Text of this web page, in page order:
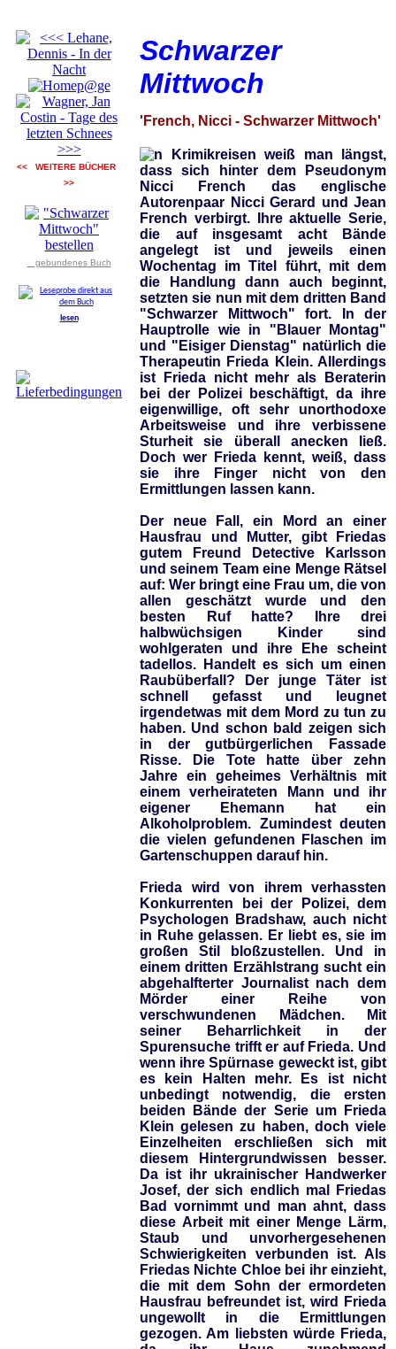
<< WEITERE BÜCHER
>>
gebundenes Buch
lesen
Schwarzer
Mittwoch
'French, Nicci - Schwarzer Mittwoch'
n Krimikreisen weiß man längst,
dass sich hinter dem Pseudonym
Nicci French das englische
Autorenpaar Nicci Gerard und Jean
French verbirgt. Ihre aktuelle Serie,
die auf insgesamt acht Bände
angelegt ist und jeweils einen
Wochentag im Titel führt, mit dem
die Handlung dann auch beginnt,
setzten sie nun mit dem dritten Band
"Schwarzer Mittwoch" fort. In der
Hauptrolle wie in "Blauer Montag"
und "Eisiger Dienstag" natürlich die
Therapeutin Frieda Klein. Allerdings
ist Frieda nicht mehr als Beraterin
bei der Polizei beschäftigt, da ihre
eigenwillige, oft sehr unorthodoxe
Arbeitsweise und ihre verbissene
Sturheit sie überall anecken ließ.
Doch wer Frieda kennt, weiß, dass
sie ihre Finger nicht von den
Ermittlungen lassen kann.
Der neue Fall, ein Mord an einer
Hausfrau und Mutter, gibt Friedas
gutem Freund Detective Karlsson
und seinem Team eine Menge Rätsel
auf: Wer bringt eine Frau um, die von
allen geschätzt wurde und den
besten Ruf hatte? Ihre drei
halbwüchsigen Kinder sind
wohlgeraten und ihre Ehe scheint
tadellos. Handelt es sich um einen
Raubüberfall? Der junge Täter ist
schnell gefasst und leugnet
irgendetwas mit dem Mord zu tun zu
haben. Und schon bald zeigen sich
in der gutbürgerlichen Fassade
Risse. Die Tote hatte über zehn
Jahre ein geheimes Verhältnis mit
einem verheirateten Mann und ihr
eigener Ehemann hat ein
Alkoholproblem. Zumindest deuten
die vielen gefundenen Flaschen im
Gartenschuppen darauf hin.
Frieda wird von ihrem verhassten
Konkurrenten bei der Polizei, dem
Psychologen Bradshaw, auch nicht
in Ruhe gelassen. Er liebt es, sie im
großen Stil bloßzustellen. Und in
einem dritten Erzählstrang sucht ein
abgehalfterter Journalist nach dem
Mörder einer Reihe von
verschwundenen Mädchen. Mit
seiner Beharrlichkeit in der
Spurensuche trifft er auf Frieda. Und
wenn ihre Spürnase geweckt ist, gibt
es kein Halten mehr. Es ist nicht
unbedingt notwendig, die ersten
beiden Bände der Serie um Frieda
Klein gelesen zu haben, doch viele
Einzelheiten erschließen sich mit
diesem Hintergrundwissen besser.
Da ist ihr ukrainischer Handwerker
Josef, der sich endlich mal Friedas
Bad vornimmt und man ahnt, dass
diese Arbeit mit einer Menge Lärm,
Staub und unvorhergesehenen
Schwierigkeiten verbunden ist. Als
Friedas Nichte Chloe bei ihr einzieht,
die mit dem Sohn der ermordeten
Hausfrau befreundet ist, wird Frieda
ungewollt in die Ermittlungen
gezogen. Am liebsten würde Frieda,